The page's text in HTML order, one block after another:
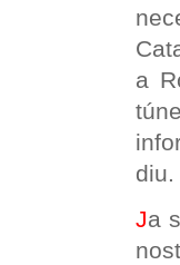
a
diu.
Ja